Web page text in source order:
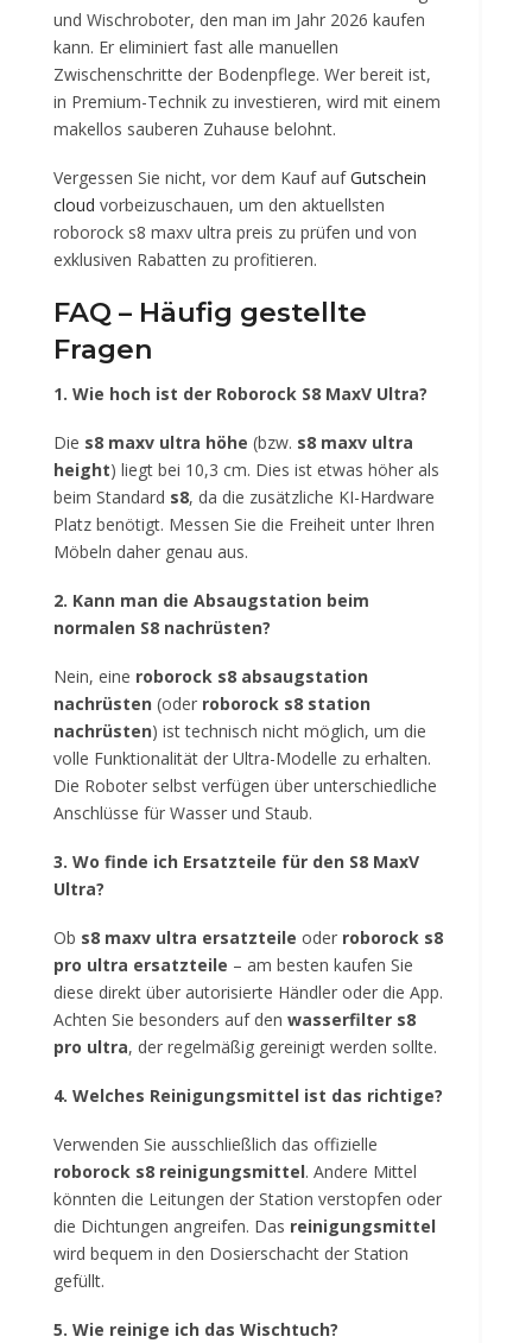
und Wischroboter, den man im Jahr 2026 kaufen
kann. Er eliminiert fast alle manuellen
Zwischenschritte der Bodenpflege. Wer bereit ist,
in Premium-Technik zu investieren, wird mit einem
makellos sauberen Zuhause belohnt.
Vergessen Sie nicht, vor dem Kauf aufGutschein
cloud vorbeizuschauen, um den aktuellsten
roborock s8 maxv ultra preis zu prüfen und von
exklusiven Rabatten zu profitieren.
FAQ – Häufig gestellte
Fragen
1. Wie hoch ist der Roborock S8 MaxV Ultra?
Die s8 maxv ultra höhe (bzw. s8 maxv ultra
height) liegt bei 10,3 cm. Dies ist etwas höher als
beim Standard s8, da die zusätzliche KI-Hardware
Platz benötigt. Messen Sie die Freiheit unter Ihren
Möbeln daher genau aus.
2. Kann man die Absaugstation beim
normalen S8 nachrüsten?
Nein, eine roborock s8 absaugstation
nachrüsten (oder roborock s8 station
nachrüsten) ist technisch nicht möglich, um die
volle Funktionalität der Ultra-Modelle zu erhalten.
Die Roboter selbst verfügen über unterschiedliche
Anschlüsse für Wasser und Staub.
3. Wo finde ich Ersatzteile für den S8 MaxV
Ultra?
Ob s8 maxv ultra ersatzteile oder roborock s8
pro ultra ersatzteile – am besten kaufen Sie
diese direkt über autorisierte Händler oder die App.
Achten Sie besonders auf den wasserfilter s8
pro ultra, der regelmäßig gereinigt werden sollte.
4. Welches Reinigungsmittel ist das richtige?
Verwenden Sie ausschließlich das offizielle
roborock s8 reinigungsmittel. Andere Mittel
könnten die Leitungen der Station verstopfen oder
die Dichtungen angreifen. Das reinigungsmittel
wird bequem in den Dosierschacht der Station
gefüllt.
5. Wie reinige ich das Wischtuch?